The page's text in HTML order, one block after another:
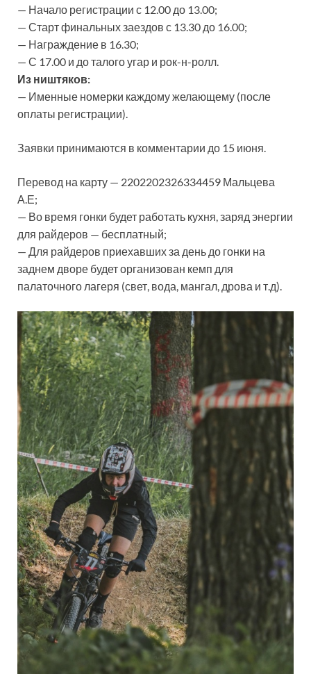
— Начало регистрации с 12.00 до 13.00;
— Старт финальных заездов с 13.30 до 16.00;
— Награждение в 16.30;
— С 17.00 и до талого угар и рок-н-ролл.
Из ништяков:
— Именные номерки каждому желающему (после
оплаты регистрации).
Заявки принимаются в комментарии до 15 июня.
Перевод на карту — 2202202326334459 Мальцева
А.Е;
— Во время гонки будет работать кухня, заряд энергии
для райдеров — бесплатный;
— Для райдеров приехавших за день до гонки на
заднем дворе будет организован кемп для
палаточного лагеря (свет, вода, мангал, дрова и т.д).